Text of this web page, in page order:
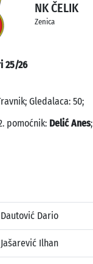
NK ČELIK
Zenica
25/26
Gledalaca: 50;
pomoćnik: Delić Anes;
Dautović Dario
Jašarević Ilhan